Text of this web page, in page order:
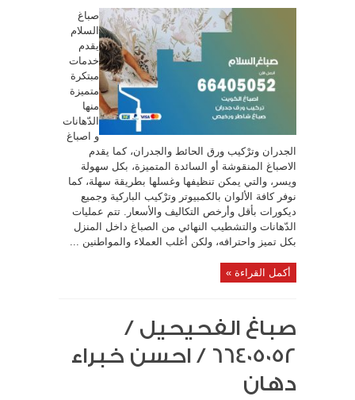
صباغ
السلام
يقدم
خدمات
مبتكرة
متميزة
منها
الدّهانات
و اصباغ
الجدران وترْكيب ورق الحائط والجدران، كما يقدم
الاصباغ المنقوشة أو السائدة المتميزة، بكل سهولة
ويسر، والتي يمكن تنظيفها وغسلها بطريقة سهلة، كما
نوفر كافة الألوان بالكمبيوتر وترْكيب الباركية وجميع
ديكورات بأقل وأرخص التكاليف والأسعار. تتم عمليات
الدّهانات والتشطيب النهائي من الصباغ داخل المنزل
بكل تميز واحترافه، ولكن أغلب العملاء والمواطنين ...
أكمل القراءة »
صباغ الفحيحيل /
66405052 / احسن خبراء
دهان